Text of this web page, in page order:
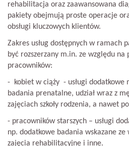
rehabilitacja oraz zaawansowana
pakiety obejmują proste operacje
obsługi kluczowych klientów.
Zakres usług dostępnych w ramach
być rozszerzany m.in. ze względu
pracowników:
- kobiet w ciąży - usługi dodatkowe
badania prenatalne, udział wraz z
zajęciach szkoły rodzenia, a nawet
- pracowników starszych – usługi
np. dodatkowe badania wskazane ze
zajęcia rehabilitacyjne i inne.